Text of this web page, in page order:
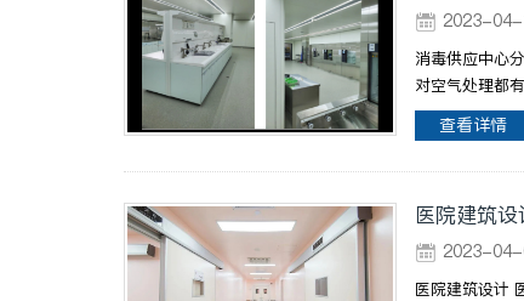
2023-
消毒供应中心
对空气处理都
查看详情
医院建筑
2023-
医院建筑设计